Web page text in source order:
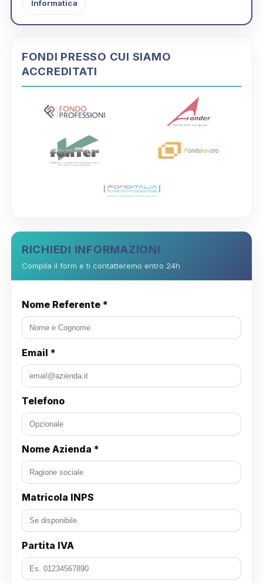
Informatica
FONDI PRESSO CUI SIAMO
ACCREDITATI
RICHIEDI INFORMAZIONI
Compila il form e ti contatteremo entro 24h
Nome Referente *
Email *
Telefono
Nome Azienda *
Matricola INPS
Partita IVA